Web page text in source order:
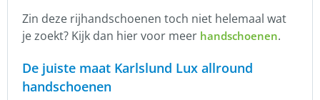
Zin deze rijhandschoenen toch niet helemaal wat
je zoekt? Kijk dan hier voor meer handschoenen.
De juiste maat Karlslund Lux allround
handschoenen